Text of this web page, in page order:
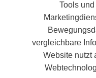
Tools
vergleichbare
Website nutzt